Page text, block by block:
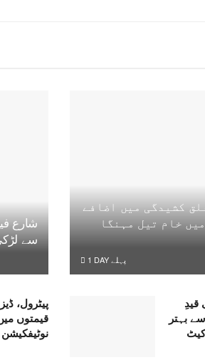
کشیدگی میں اضافے
خام تیل مہنگا
1 DAY پہلے
شارع
سے
قیدِ
بہتر
پیٹرول،
قیمتوں